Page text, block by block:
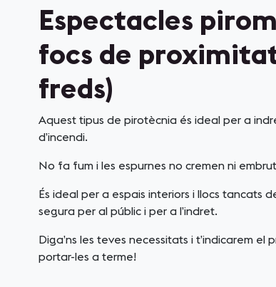
Espectacles
focs de
freds)
Aquest tipus de pirotècnia és ideal per a
d’incendi.
No fa fum i les espurnes no cremen ni
És ideal per a espais interiors i llocs tancats
segura per al públic i per a l’indret.
Diga’ns les teves necessitats i t’indicarem
portar-les a terme!